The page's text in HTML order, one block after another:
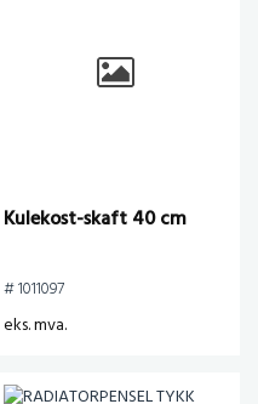
Kulekost-skaft 40 cm
# 1011097
eks. mva.